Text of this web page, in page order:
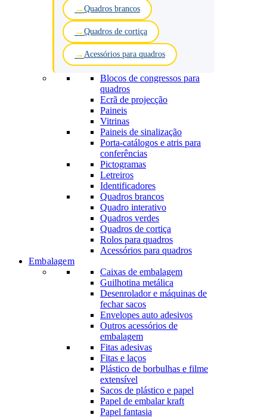
Quadros brancos
Quadros de cortiça
Acessórios para quadros
Blocos de congressos para
quadros
Ecrã de projecção
Paineis
Vitrinas
Paineis de sinalização
Porta-catálogos e atris para
conferências
Pictogramas
Letreiros
Identificadores
Quadros brancos
Quadro interativo
Quadros verdes
Quadros de cortiça
Rolos para quadros
Acessórios para quadros
Embalagem
Caixas de embalagem
Guilhotina metálica
Desenrolador e máquinas de
fechar sacos
Envelopes auto adesivos
Outros acessórios de
embalagem
Fitas adesivas
Fitas e laços
Plástico de borbulhas e filme
extensível
Sacos de plástico e papel
Papel de embalar kraft
Papel fantasia